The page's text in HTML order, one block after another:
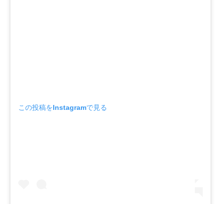
この投稿をInstagramで見る